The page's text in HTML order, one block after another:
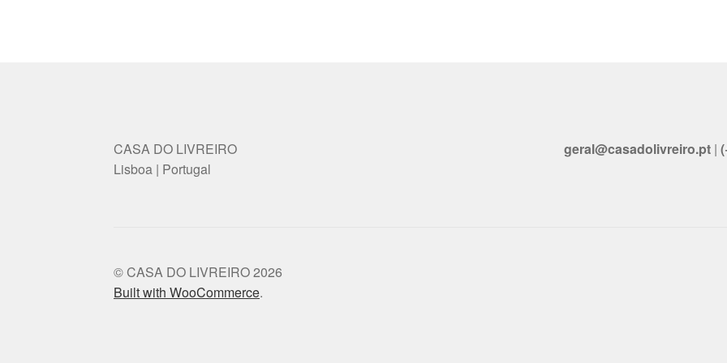
CASA DO LIVREIRO
Lisboa | Portugal
geral@casadolivreiro.pt |
© CASA DO LIVREIRO 2026
Built with WooCommerce.